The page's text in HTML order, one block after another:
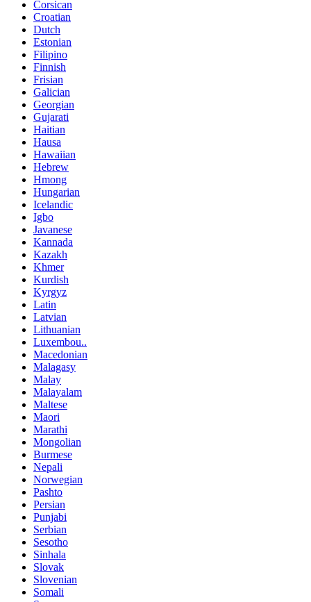
Corsican
Croatian
Dutch
Estonian
Filipino
Finnish
Frisian
Galician
Georgian
Gujarati
Haitian
Hausa
Hawaiian
Hebrew
Hmong
Hungarian
Icelandic
Igbo
Javanese
Kannada
Kazakh
Khmer
Kurdish
Kyrgyz
Latin
Latvian
Lithuanian
Luxembou..
Macedonian
Malagasy
Malay
Malayalam
Maltese
Maori
Marathi
Mongolian
Burmese
Nepali
Norwegian
Pashto
Persian
Punjabi
Serbian
Sesotho
Sinhala
Slovak
Slovenian
Somali